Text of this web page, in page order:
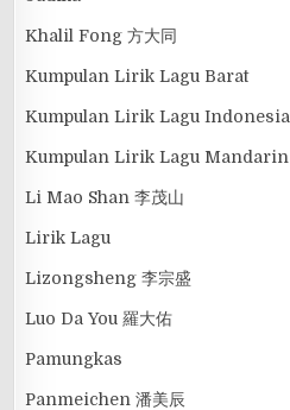
Khalil Fong 方大同
Kumpulan Lirik Lagu Barat
Kumpulan Lirik Lagu Indonesia
Kumpulan Lirik Lagu Mandarin
Li Mao Shan 李茂山
Lirik Lagu
Lizongsheng 李宗盛
Luo Da You 羅大佑
Pamungkas
Panmeichen 潘美辰